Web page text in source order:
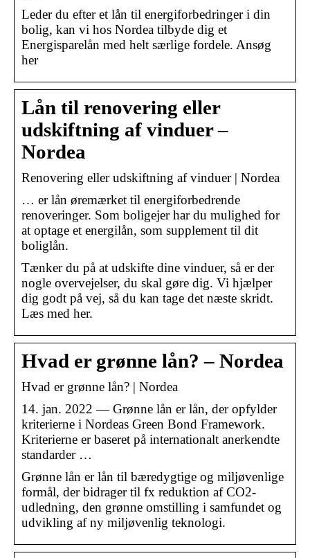
Leder du efter et lån til energiforbedringer i din
bolig, kan vi hos Nordea tilbyde dig et
Energisparelån med helt særlige fordele. Ansøg
her
Lån til renovering eller
udskiftning af vinduer –
Nordea
Renovering eller udskiftning af vinduer | Nordea
… er lån øremærket til energiforbedrende
renoveringer. Som boligejer har du mulighed for
at optage et energilån, som supplement til dit
boliglån.
Tænker du på at udskifte dine vinduer, så er der
nogle overvejelser, du skal gøre dig. Vi hjælper
dig godt på vej, så du kan tage det næste skridt.
Læs med her.
Hvad er grønne lån? – Nordea
Hvad er grønne lån? | Nordea
14. jan. 2022 — Grønne lån er lån, der opfylder
kriterierne i Nordeas Green Bond Framework.
Kriterierne er baseret på internationalt anerkendte
standarder …
Grønne lån er lån til bæredygtige og miljøvenlige
formål, der bidrager til fx reduktion af CO2-
udledning, den grønne omstilling i samfundet og
udvikling af ny miljøvenlig teknologi.